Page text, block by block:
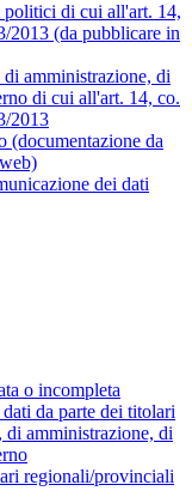
di cui all'art. 14,
2013 (da pubblicare in
amministrazione, di
di cui all'art. 14, co.
2013
(documentazione da
dei dati
o incompleta
da parte dei titolari
amministrazione, di
regionali/provinciali